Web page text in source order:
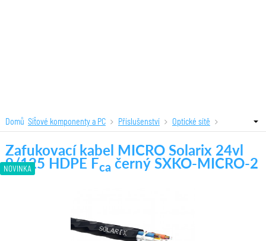
Domů Síťové komponenty a PC Příslušenství Optické sítě
Zafukovací kabel MICRO Solarix 24vl 9/125 HDPE F ca černý SXKO-MICRO-2
NOVINKA
Zafukovací kabel MICRO Solarix 24vl
9/125 HDPE Fca černý SXKO-MICRO-2